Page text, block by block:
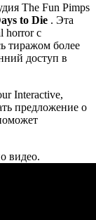
The Fun Pimps
to Die . Эта
horror с
тиражом более
доступ в
Interactive,
предложение о
видео.